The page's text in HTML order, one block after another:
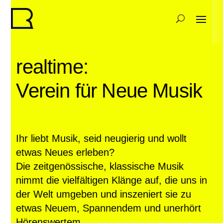
realtime:
Verein für Neue Musik
Ihr liebt Musik, seid neugierig und wollt
etwas Neues erleben?
Die zeitgenössische, klassische Musik
nimmt die vielfältigen Klänge auf, die uns in
der Welt umgeben und inszeniert sie zu
etwas Neuem, Spannendem und unerhört